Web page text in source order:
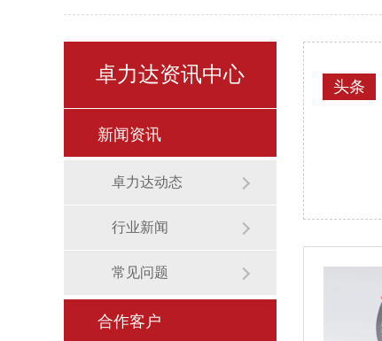
卓力达资讯中心
新闻资讯
卓力达动态
行业新闻
常见问题
合作客户
头条